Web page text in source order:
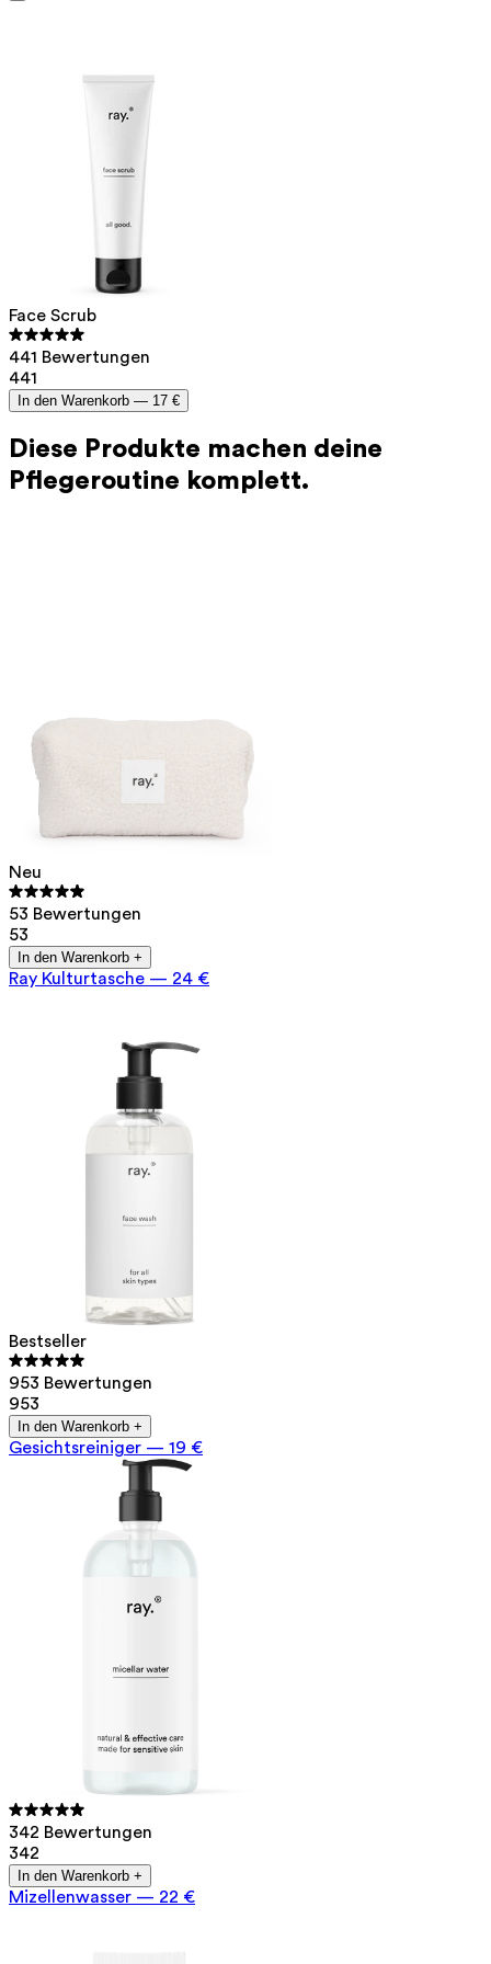
vermieden wird.
Face Scrub
441 Bewertungen
441
In den Warenkorb — 17 €
Diese Produkte machen deine
Pflegeroutine komplett.
Neu
53 Bewertungen
53
In den Warenkorb +
Ray Kulturtasche — 24 €
Bestseller
953 Bewertungen
953
In den Warenkorb +
Gesichtsreiniger — 19 €
342 Bewertungen
342
In den Warenkorb +
Mizellenwasser — 22 €